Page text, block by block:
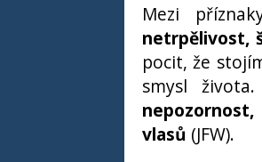
Mezi
netrpělivost,
pocit, že
smysl
vlasů (JFW).